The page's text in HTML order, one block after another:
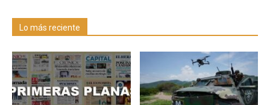
Lo más reciente